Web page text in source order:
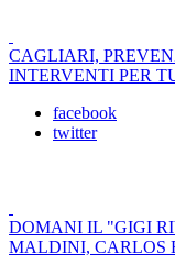
CAGLIARI,
INTERVENTI PER
facebook
twitter
DOMANI IL "GIGI
MALDINI, CARLOS